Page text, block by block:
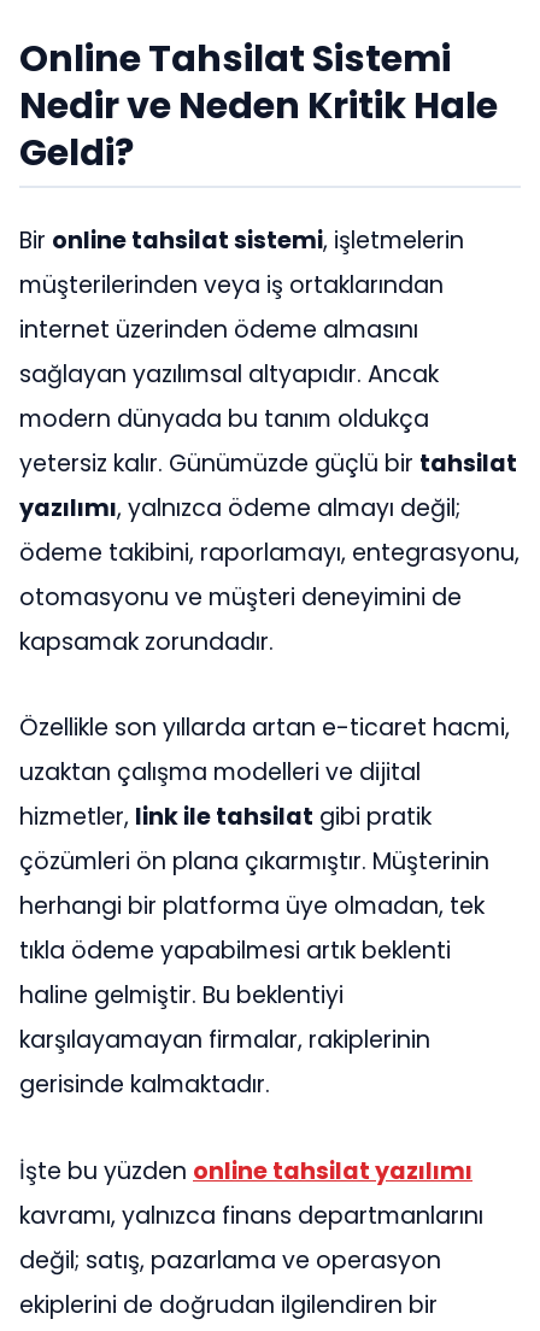
Online Tahsilat Sistemi
Nedir ve Neden Kritik Hale
Geldi?
Bir online tahsilat sistemi, işletmelerin
müşterilerinden veya iş ortaklarından
internet üzerinden ödeme almasını
sağlayan yazılımsal altyapıdır. Ancak
modern dünyada bu tanım oldukça
yetersiz kalır. Günümüzde güçlü bir tahsilat
yazılımı, yalnızca ödeme almayı değil;
ödeme takibini, raporlamayı, entegrasyonu,
otomasyonu ve müşteri deneyimini de
kapsamak zorundadır.
Özellikle son yıllarda artan e-ticaret hacmi,
uzaktan çalışma modelleri ve dijital
hizmetler, link ile tahsilat gibi pratik
çözümleri ön plana çıkarmıştır. Müşterinin
herhangi bir platforma üye olmadan, tek
tıkla ödeme yapabilmesi artık beklenti
haline gelmiştir. Bu beklentiyi
karşılayamayan firmalar, rakiplerinin
gerisinde kalmaktadır.
İşte bu yüzden online tahsilat yazılımı
kavramı, yalnızca finans departmanlarını
değil; satış, pazarlama ve operasyon
ekiplerini de doğrudan ilgilendiren bir